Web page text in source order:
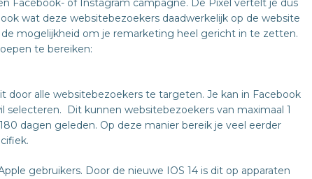
Facebook- of Instagram campagne. De Pixel vertelt je dus
wat deze websitebezoekers daadwerkelijk op de website
mogelijkheid om je remarketing heel gericht in te zetten.
te bereiken:
door alle websitebezoekers te targeten. Je kan in Facebook
selecteren. Dit kunnen websitebezoekers van maximaal 1
dagen geleden. Op deze manier bereik je veel eerder
gebruikers. Door de nieuwe IOS 14 is dit op apparaten